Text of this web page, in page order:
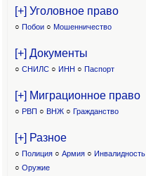
[+] Уголовное право
○ Побои ○ Мошенничество
[+] Документы
○ СНИЛС ○ ИНН ○ Паспорт
[+] Миграционное право
○ РВП ○ ВНЖ ○ Гражданство
[+] Разное
○ Полиция ○ Армия ○ Инвалидность
○ Оружие